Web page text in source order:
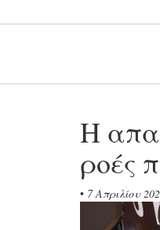
Η
ροές
• 7 Απριλίου